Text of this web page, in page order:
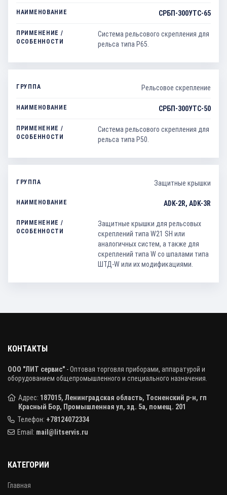
СРБП-300УТС-65
Система рельсового скрепления для
рельса типа Р65.
Рельсовое скрепление
СРБП-300УТС-50
Система рельсового скрепления для
рельса типа Р50.
Защитные крышки
ADK-2R, ADK-3R
Защитные крышки для рельсовых
скреплений типа W21 SH или
аналогичных систем, а также для
скреплений типа W со шпалами типа
ШТД-W или их модификациями.
КОНТАКТЫ
ООО "ЛИТ сервис" - Оптовая торговля приборами, аппаратурой и
оборудованием общепромышленного и специального назначения.
Адрес: 187015, Ленинградская область, Тосненский р-н, гп
Красный Бор, Промышленная ул, зд. 5а, помещ. 201
Телефон: +78124072334
Email: mail@litservis.ru
КАТЕГОРИИ
Главная